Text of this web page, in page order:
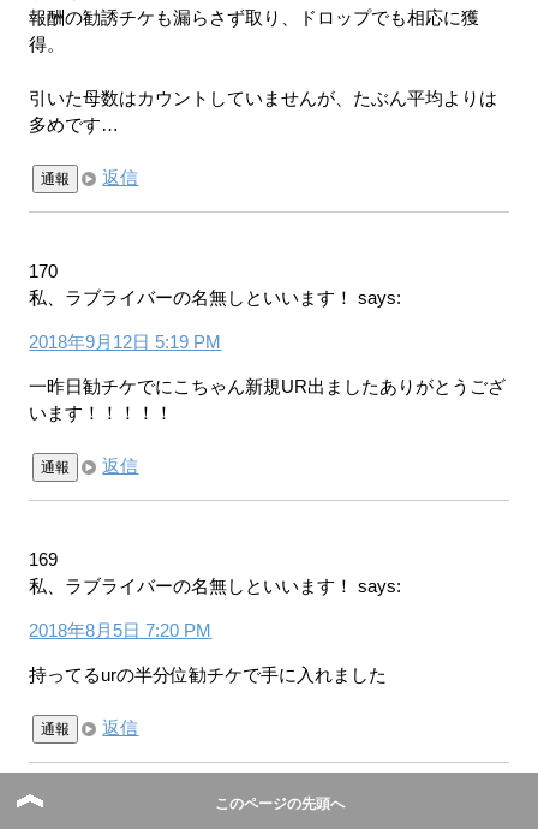
報酬の勧誘チケも漏らさず取り、ドロップでも相応に獲
得。
引いた母数はカウントしていませんが、たぶん平均よりは
多めです…
通報 返信
170
私、ラブライバーの名無しといいます！
says:
2018年9月12日 5:19 PM
一昨日勧チケでにこちゃん新規UR出ましたありがとうござ
います！！！！！
通報 返信
169
私、ラブライバーの名無しといいます！
says:
2018年8月5日 7:20 PM
持ってるurの半分位勧チケで手に入れました
通報 返信
このページの先頭へ